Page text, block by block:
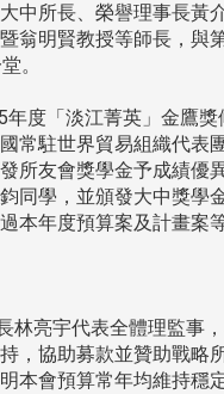
中所長、榮譽理事長黃
翁明賢教授等師長，與
。
度「淡江菁英」金鷹獎
常駐世界貿易組織代表
所友會獎學金予成績優
同學，並頒發大中獎學
本年度預算案及計畫案
林亮宇代表全體理監事
，協助募款並贊助戰略
本會預算常年均維持穩